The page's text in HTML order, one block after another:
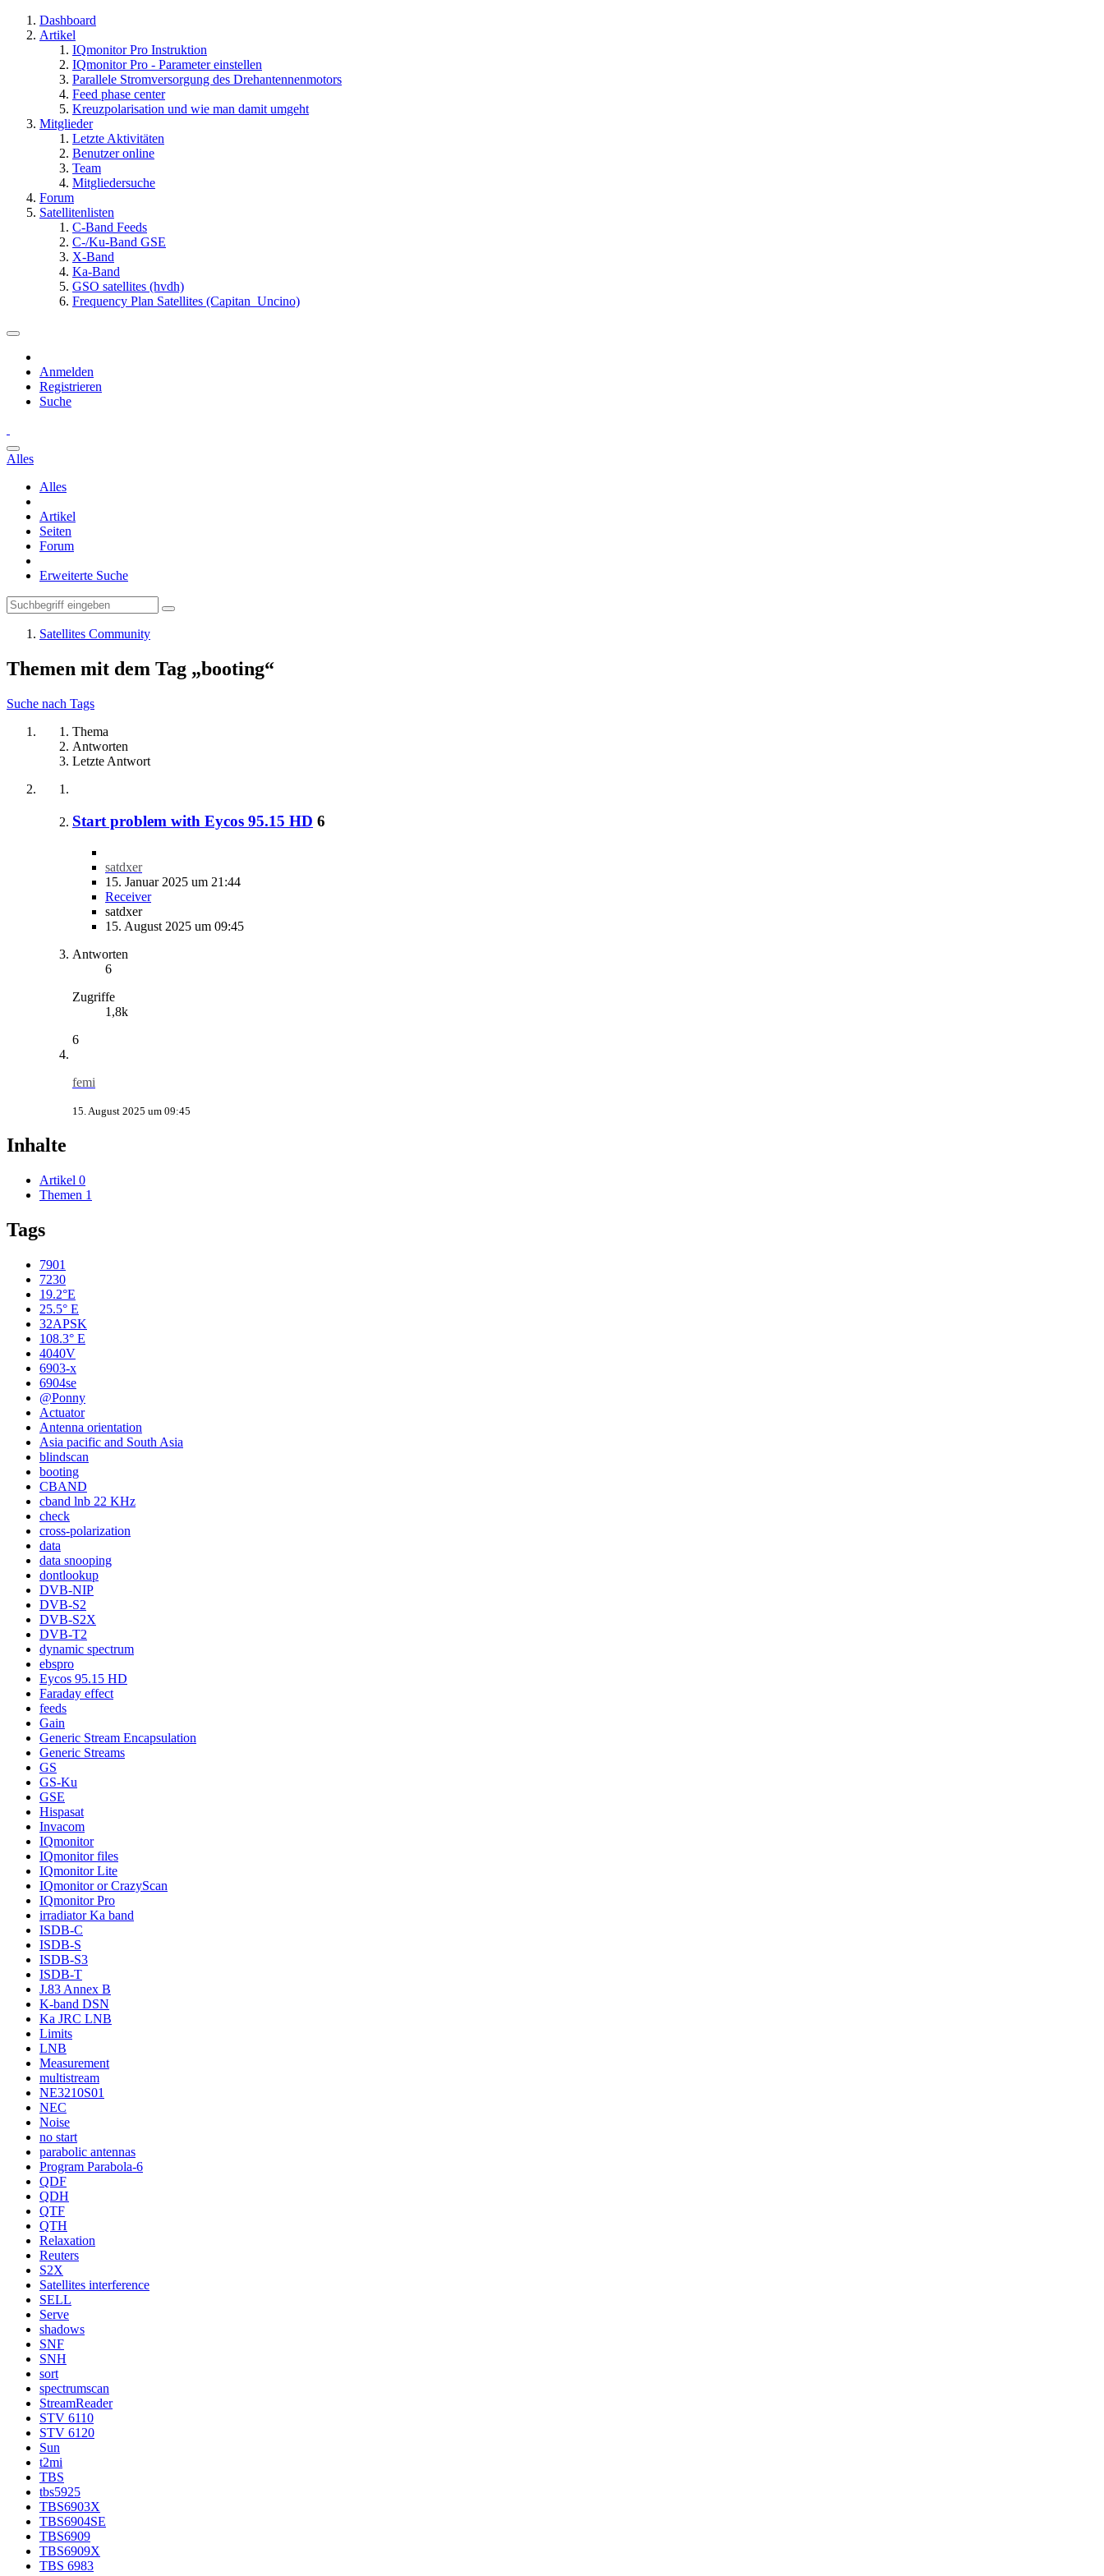
Dashboard
Artikel
IQmonitor Pro Instruktion
IQmonitor Pro - Parameter einstellen
Parallele Stromversorgung des Drehantennenmotors
Feed phase center
Kreuzpolarisation und wie man damit umgeht
Mitglieder
Letzte Aktivitäten
Benutzer online
Team
Mitgliedersuche
Forum
Satellitenlisten
C-Band Feeds
C-/Ku-Band GSE
X-Band
Ka-Band
GSO satellites (hvdh)
Frequency Plan Satellites (Capitan_Uncino)
Anmelden
Registrieren
Suche
Alles
Alles
Artikel
Seiten
Forum
Erweiterte Suche
Satellites Community
Themen mit dem Tag „booting“
Suche nach Tags
Thema
Antworten
Letzte Antwort
Start problem with Eycos 95.15 HD 6
satdxer
15. Januar 2025 um 21:44
Receiver
satdxer
15. August 2025 um 09:45
Antworten
6
Zugriffe
1,8k
6
femi
15. August 2025 um 09:45
Inhalte
Artikel 0
Themen 1
Tags
7901
7230
19.2°E
25.5° E
32APSK
108.3° E
4040V
6903-x
6904se
@Ponny
Actuator
Antenna orientation
Asia pacific and South Asia
blindscan
booting
CBAND
cband lnb 22 KHz
check
cross-polarization
data
data snooping
dontlookup
DVB-NIP
DVB-S2
DVB-S2X
DVB-T2
dynamic spectrum
ebspro
Eycos 95.15 HD
Faraday effect
feeds
Gain
Generic Stream Encapsulation
Generic Streams
GS
GS-Ku
GSE
Hispasat
Invacom
IQmonitor
IQmonitor files
IQmonitor Lite
IQmonitor or CrazyScan
IQmonitor Pro
irradiator Ka band
ISDB-C
ISDB-S
ISDB-S3
ISDB-T
J.83 Annex B
K-band DSN
Ka JRC LNB
Limits
LNB
Measurement
multistream
NE3210S01
NEC
Noise
no start
parabolic antennas
Program Parabola-6
QDF
QDH
QTF
QTH
Relaxation
Reuters
S2X
Satellites interference
SELL
Serve
shadows
SNF
SNH
sort
spectrumscan
StreamReader
STV 6110
STV 6120
Sun
t2mi
TBS
tbs5925
TBS6903X
TBS6904SE
TBS6909
TBS6909X
TBS 6983